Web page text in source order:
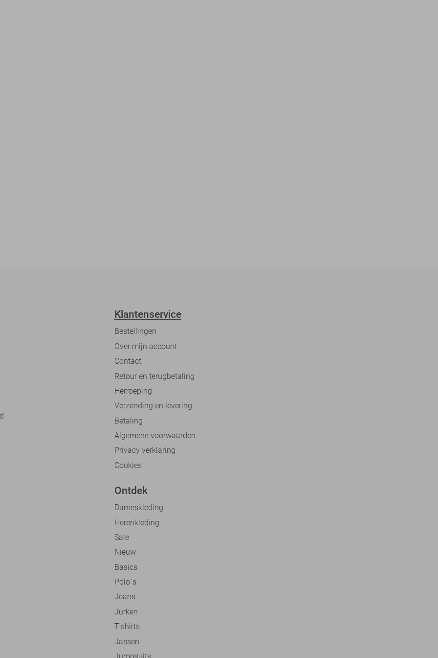
Klantenservice
Bestellingen
Over mijn account
Contact
Retour en terugbetaling
Herroeping
Verzending en levering
Betaling
Algemene voorwaarden
Privacy verklaring
Cookies
Ontdek
Dameskleding
Herenkleding
Sale
Nieuw
Basics
Polo`s
Jeans
Jurken
T-shirts
Jassen